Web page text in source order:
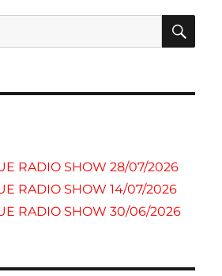
RADIO SHOW 28/07/2026
RADIO SHOW 14/07/2026
RADIO SHOW 30/06/2026